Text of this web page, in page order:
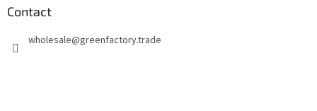
Contact
wholesale@greenfactory.trade